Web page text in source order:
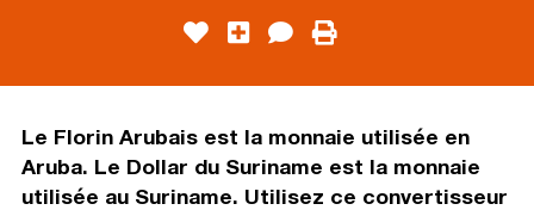
Le Florin Arubais est la monnaie utilisée en
Aruba. Le Dollar du Suriname est la monnaie
utilisée au Suriname. Utilisez ce convertisseur